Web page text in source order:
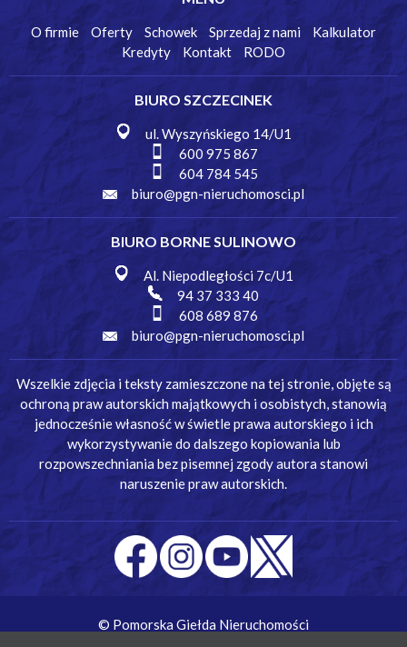
O firmie Oferty Schowek Sprzedaj z nami
Kalkulator
Kredyty
Kontakt RODO
BIURO SZCZECINEK
ul. Wyszyńskiego 14/U1
600 975 867
604 784 545
biuro@pgn-nieruchomosci.pl
BIURO BORNE SULINOWO
Al. Niepodległości 7c/U1
94 37 333 40
608 689 876
biuro@pgn-nieruchomosci.pl
Wszelkie zdjęcia i teksty zamieszczone na tej stronie, objęte są
ochroną praw autorskich majątkowych i osobistych, stanowią
jednocześnie własność w świetle prawa autorskiego i ich
wykorzystywanie do dalszego kopiowania lub
rozpowszechniania bez pisemnej zgody autora stanowi
naruszenie praw autorskich.
© Pomorska Giełda Nieruchomości